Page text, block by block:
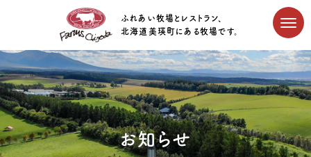
ふれあい牧場とレストラン、
北海道美瑛町にある牧場です。
お知らせ